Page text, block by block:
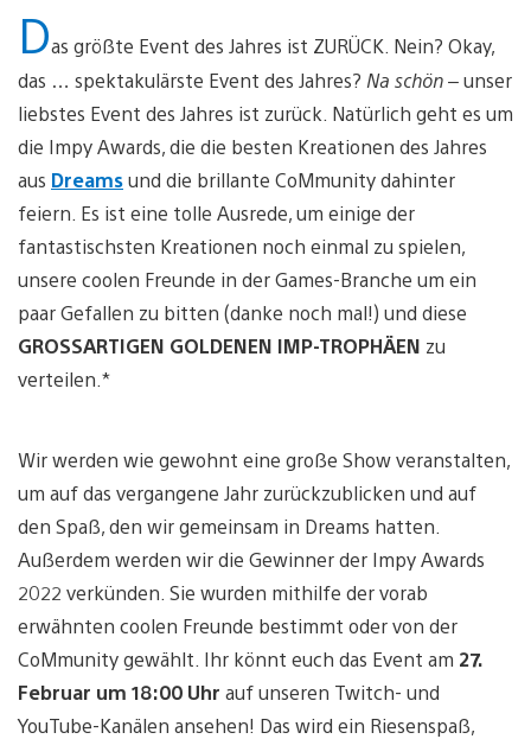
Das größte Event des Jahres ist ZURÜCK. Nein? Okay,
das … spektakulärste Event des Jahres? Na schön– unser
liebstes Event des Jahres ist zurück. Natürlich geht es um
die Impy Awards, die die besten Kreationen des Jahres
aus Dreamsund die brillante CoMmunity dahinter
feiern. Es ist eine tolle Ausrede, um einige der
fantastischsten Kreationen noch einmal zu spielen,
unsere coolen Freunde in der Games-Branche um ein
paar Gefallen zu bitten (danke noch mal!) und diese
GROSSARTIGEN GOLDENEN IMP-TROPHÄEN zu
verteilen.*
Wir werden wie gewohnt eine große Show veranstalten,
um auf das vergangene Jahr zurückzublicken und auf
den Spaß, den wir gemeinsam in Dreams hatten.
Außerdem werden wir die Gewinner der Impy Awards
2022 verkünden. Sie wurden mithilfe der vorab
erwähnten coolen Freunde bestimmt oder von der
CoMmunity gewählt. Ihr könnt euch das Event am 27.
Februar um 18:00 Uhr auf unseren Twitch- und
YouTube-Kanälen ansehen! Das wird ein Riesenspaß,